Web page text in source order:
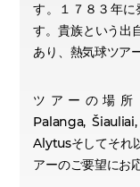
す。１７８３年に
す。貴族という出
あり、熱気球ツア
ツアーの場所
Palanga,
Alytusそしてそれ
アーのご要望にお